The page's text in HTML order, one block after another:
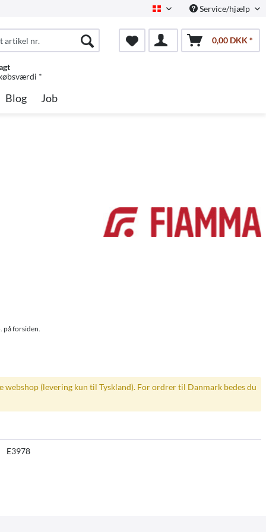
Dansk Service/hjælp
0,00 DKK *
*
Blog Job
på forsiden.
webshop (levering kun til Tyskland). For ordrer til Danmark bedes du
E3978